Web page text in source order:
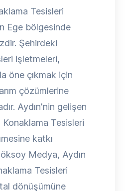
Tesisleri
Ege bölgesinde
Şehirdeki
işletmeleri,
öne çıkmak için
çözümlerine
Aydın'nin gelişen
Konaklama Tesisleri
katkı
Medya, Aydın
Tesisleri
dönüşümüne